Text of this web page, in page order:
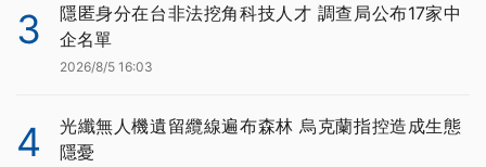
3
隱匿身分在台非法挖角科技人才 調查局公布17家中
企名單
2026/8/5 16:03
4
光纖無人機遺留纜線遍布森林 烏克蘭指控造成生態
隱憂